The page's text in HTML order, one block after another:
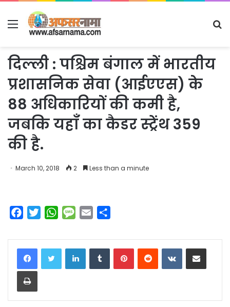
Menu
दिल्ली : पश्चिम बंगाल में भारतीय
प्रशासनिक सेवा (आईएएस) के
88 अधिकारियों की कमी है,
जबकि यहाँ का कैडर स्ट्रेंथ 359
की है.
March 10, 2018 2 Less than a minute
c
e
b
o
o
i
t
t
W
a
t
s
M
s
s
a
a
i
a
r
e
LinkedInTumblrPinterestReddit VKontakteShare via Email
Print